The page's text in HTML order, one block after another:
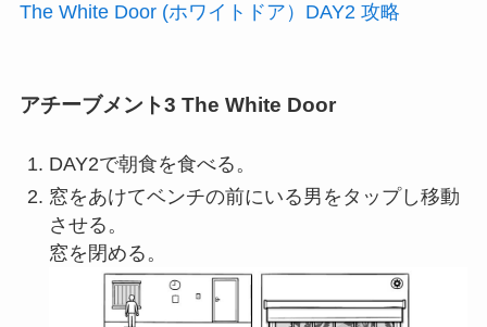
The White Door (ホワイトドア）DAY2 攻略
アチーブメント3 The White Door
DAY2で朝食を食べる。
窓をあけてベンチの前にいる男をタップし移動
させる。
窓を閉める。